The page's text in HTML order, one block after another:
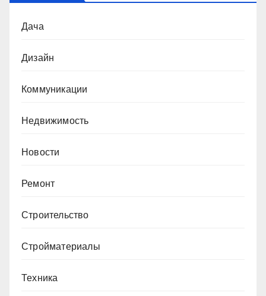
Дача
Дизайн
Коммуникации
Недвижимость
Новости
Ремонт
Строительство
Стройматериалы
Техника